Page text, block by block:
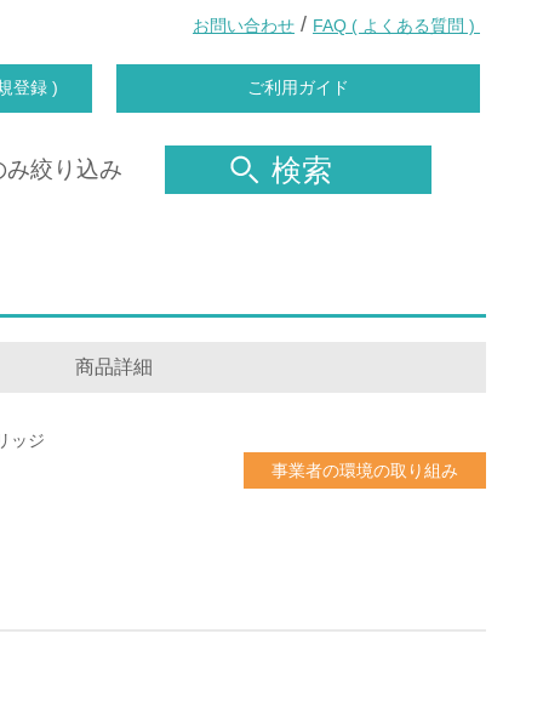
お問い合わせ / FAQ ( よくある質問 )
登録 ) ご利用ガイド
み絞り込み 検索
商品詳細
ッジ
事業者の環境の取り組み